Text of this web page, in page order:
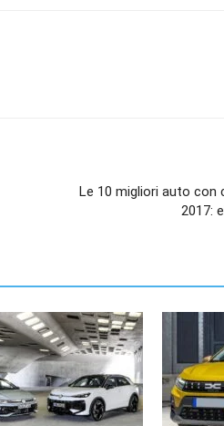
Le 10 migliori auto con
2017: